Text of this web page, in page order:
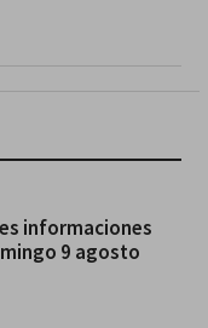
informaciones
9 agosto